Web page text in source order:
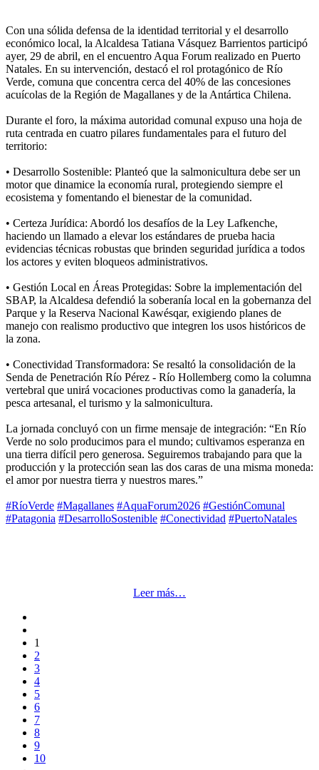
Con una sólida defensa de la identidad territorial y el desarrollo
económico local, la Alcaldesa Tatiana Vásquez Barrientos participó
ayer, 29 de abril, en el encuentro Aqua Forum realizado en Puerto
Natales. En su intervención, destacó el rol protagónico de Río
Verde, comuna que concentra cerca del 40% de las concesiones
acuícolas de la Región de Magallanes y de la Antártica Chilena.
Durante el foro, la máxima autoridad comunal expuso una hoja de
ruta centrada en cuatro pilares fundamentales para el futuro del
territorio:
• Desarrollo Sostenible: Planteó que la salmonicultura debe ser un
motor que dinamice la economía rural, protegiendo siempre el
ecosistema y fomentando el bienestar de la comunidad.
• Certeza Jurídica: Abordó los desafíos de la Ley Lafkenche,
haciendo un llamado a elevar los estándares de prueba hacia
evidencias técnicas robustas que brinden seguridad jurídica a todos
los actores y eviten bloqueos administrativos.
• Gestión Local en Áreas Protegidas: Sobre la implementación del
SBAP, la Alcaldesa defendió la soberanía local en la gobernanza del
Parque y la Reserva Nacional Kawésqar, exigiendo planes de
manejo con realismo productivo que integren los usos históricos de
la zona.
• Conectividad Transformadora: Se resaltó la consolidación de la
Senda de Penetración Río Pérez - Río Hollemberg como la columna
vertebral que unirá vocaciones productivas como la ganadería, la
pesca artesanal, el turismo y la salmonicultura.
La jornada concluyó con un firme mensaje de integración: “En Río
Verde no solo producimos para el mundo; cultivamos esperanza en
una tierra difícil pero generosa. Seguiremos trabajando para que la
producción y la protección sean las dos caras de una misma moneda:
el amor por nuestra tierra y nuestros mares.”
#RíoVerde #Magallanes #AquaForum2026 #GestiónComunal
#Patagonia #DesarrolloSostenible #Conectividad #PuertoNatales
Leer más…
1
2
3
4
5
6
7
8
9
10